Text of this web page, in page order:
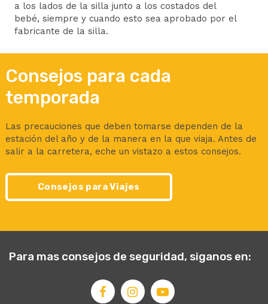
a los lados de la silla junto a los costados del
bebé, siempre y cuando esto sea aprobado por el
fabricante de la silla.
Consejos para cada
temporada
Las precauciones que deben tomarse dependen de la
estación del año y de la manera en la que viaja. Antes de
salir a la carretera, eche un vistazo a estos consejos.
Consejos para Viajes
Para mas consejos de seguridad, siganos en: